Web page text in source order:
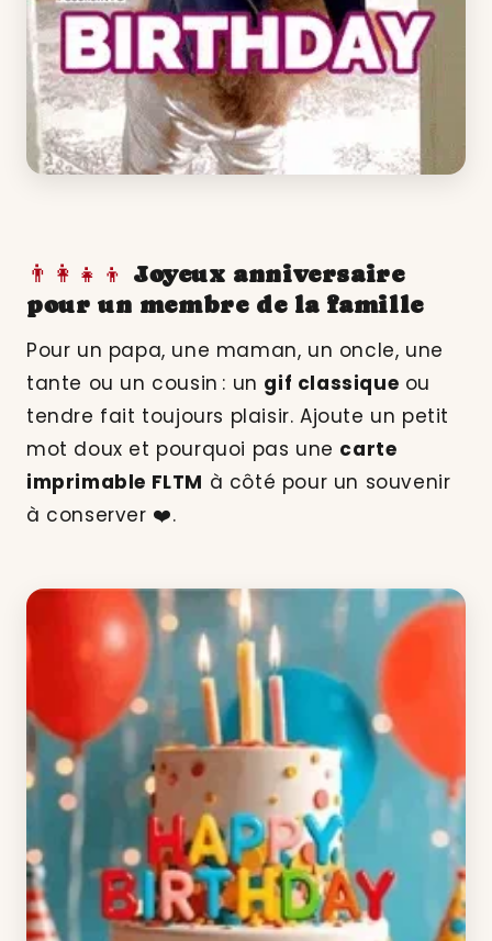
👨👩👧👦 Joyeux anniversaire
pour un membre de la famille
Pour un papa, une maman, un oncle, une
tante ou un cousin : un gif classique ou
tendre fait toujours plaisir. Ajoute un petit
mot doux et pourquoi pas une carte
imprimable FLTM à côté pour un souvenir
à conserver ❤️.